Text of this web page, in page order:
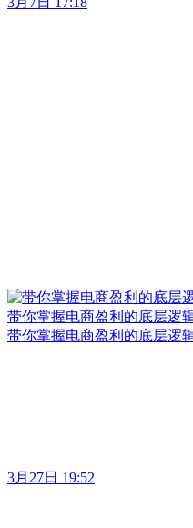
带你掌握电商盈利的底层逻
带你掌握电商盈利的底层逻
3月27日 19:52